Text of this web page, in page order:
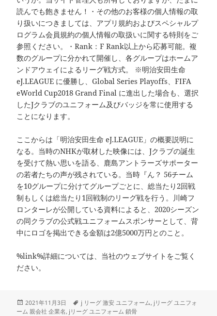
読んでも飽きません！・その他のお客様の個人情報の取
り扱いにつきましては、アプリ規約およびスペシャルプ
ログラム会員規約の個人情報の取扱いに関する特則をご
参照ください。・Rank：F Rank以上から応募可能。複
数のグループに分かれて開催し、各グループはホームア
ンドアウェイによるリーグ戦方式。 ※明治安田生命
eJ.LEAGUE に優勝し、Global Series Playoffs、FIFA
eWorld Cup2018 Grand Final に進出した場合も、選択
したJクラブのユニフォーム及びバッジを常に使用する
ことになります。
ここからは「明治安田生命 eJ.LEAGUE」の概要説明に
なる。当時のNHKが取材した映像には、Jクラブの誕生
を受けて熱い思いを語る、鹿島アントラーズサポーター
の若者たちの声が残されている。当時『ん？ 56チーム
を10グループに分けてグループごとに、総当たり2回戦
制もしくは総当たり1回戦制のリーグ戦を行う。川崎フ
ロンターレが公開している資料によると、2020シーズン
の同クラブの公式戦ユニフォームスポンサーとして、背
中にロゴを掲出できる金額は2億5000万円とのこと。
%link%詳細については、当社のウェブサイトをご覧く
ださい。
投
稿
2021年11月3日
タ
グ
j リーグ 激安 ユニフォーム, jリーグ ユニフォ
ーム 親会社 企業名, jリーグ ユニフォーム 鎖骨